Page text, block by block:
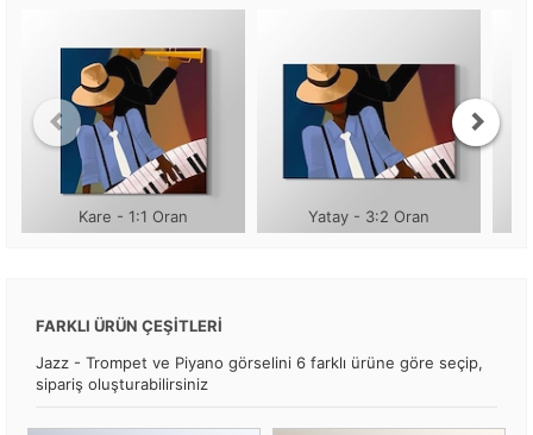
Kare - 1:1 Oran Yatay - 3:2 Oran
FARKLI ÜRÜN ÇEŞİTLERİ
Jazz - Trompet ve Piyano görselini 6 farklı ürüne göre seçip,
sipariş oluşturabilirsiniz